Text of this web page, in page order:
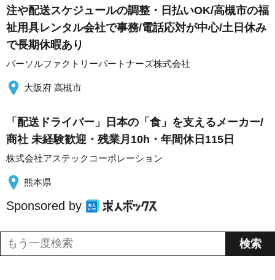
注や配送スケジュールの調整・日払いOK/高槻市の福
祉用具レンタル会社で事務/電話応対が中心/土日休み
で長期休暇あり
パーソルファクトリーパートナーズ株式会社
大阪府 高槻市
「配送ドライバー」日本の「食」を支えるメーカー/
商社 未経験歓迎・残業月10h・年間休日115日
株式会社アステックコーポレーション
熊本県
Sponsored by